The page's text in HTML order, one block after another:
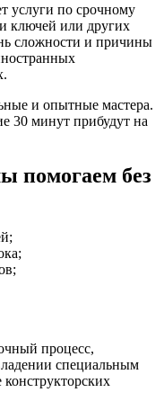
услуги по срочному
ключей или других
сложности и причины
и опытные мастера.
30 минут прибудут на
помогаем без
процесс,
специальным